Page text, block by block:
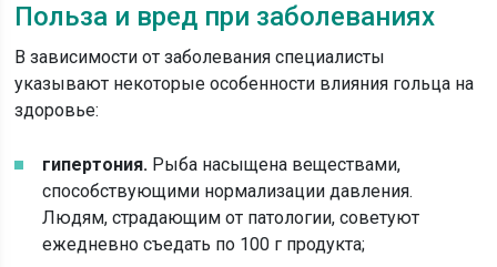
Польза и вред при заболеваниях
В зависимости от заболевания специалисты
указывают некоторые особенности влияния гольца на
здоровье:
гипертония. Рыба насыщена веществами,
способствующими нормализации давления.
Людям, страдающим от патологии, советуют
ежедневно съедать по 100 г продукта;